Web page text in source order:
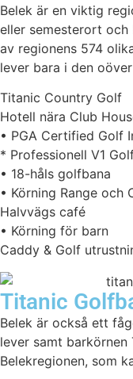
Belek är en viktig
eller semesterort och
av regionens 574
lever bara i den
Titanic Country Golf
Hotell nära Club
• PGA Certified Golf
* Professionell V1
• 18-håls golfbana
• Körning Range och
Halvvägs café
• Körning för barn
Caddy & Golf
Titanic
Belek är också ett
lever samt
Belekregionen, som